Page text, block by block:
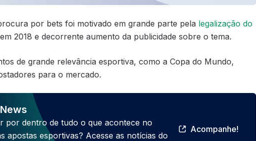
por bets foi motivado em grande parte pela legalização do
em 2018 e decorrente aumento da publicidade sobre o tema.
de grande relevância esportiva, como a Copa do Mundo,
para o mercado.
por dentro de tudo o que acontece no
apostas esportivas? Acesse as notícias do
Acompanhe!